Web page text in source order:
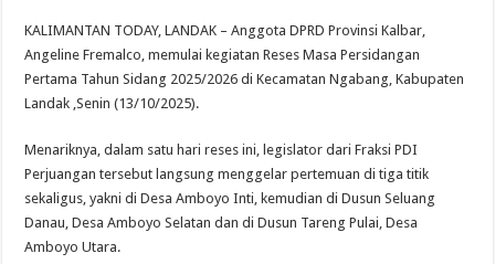
KALIMANTAN TODAY, LANDAK – Anggota DPRD Provinsi Kalbar,
Angeline Fremalco, memulai kegiatan Reses Masa Persidangan
Pertama Tahun Sidang 2025/2026 di Kecamatan Ngabang, Kabupaten
Landak ,Senin (13/10/2025).
Menariknya, dalam satu hari reses ini, legislator dari Fraksi PDI
Perjuangan tersebut langsung menggelar pertemuan di tiga titik
sekaligus, yakni di Desa Amboyo Inti, kemudian di Dusun Seluang
Danau, Desa Amboyo Selatan dan di Dusun Tareng Pulai, Desa
Amboyo Utara.